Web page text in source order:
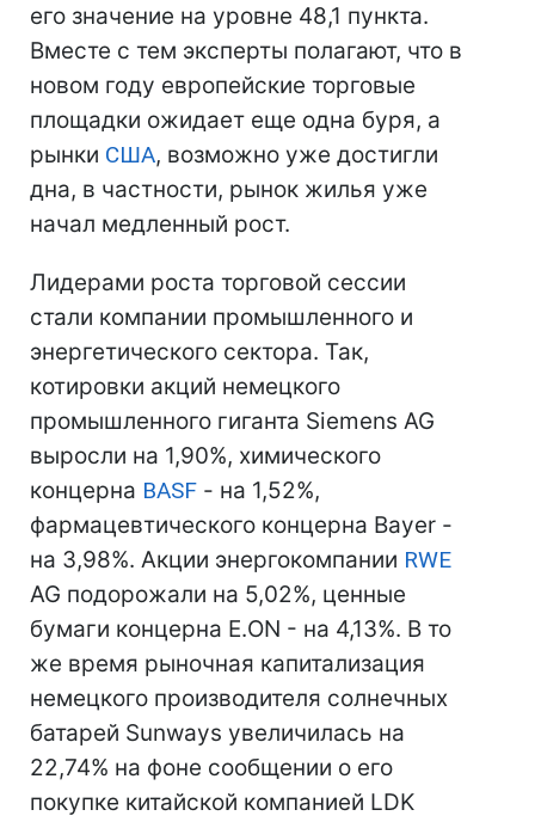
его значение на уровне 48,1 пункта.
Вместе с тем эксперты полагают, что в
новом году европейские торговые
площадки ожидает еще одна буря, а
рынки США, возможно уже достигли
дна, в частности, рынок жилья уже
начал медленный рост.
Лидерами роста торговой сессии
стали компании промышленного и
энергетического сектора. Так,
котировки акций немецкого
промышленного гиганта Siemens AG
выросли на 1,90%, химического
концерна BASF - на 1,52%,
фармацевтического концерна Bayer -
на 3,98%. Акции энергокомпании RWE
AG подорожали на 5,02%, ценные
бумаги концерна E.ON - на 4,13%. В то
же время рыночная капитализация
немецкого производителя солнечных
батарей Sunways увеличилась на
22,74% на фоне сообщении о его
покупке китайской компанией LDK